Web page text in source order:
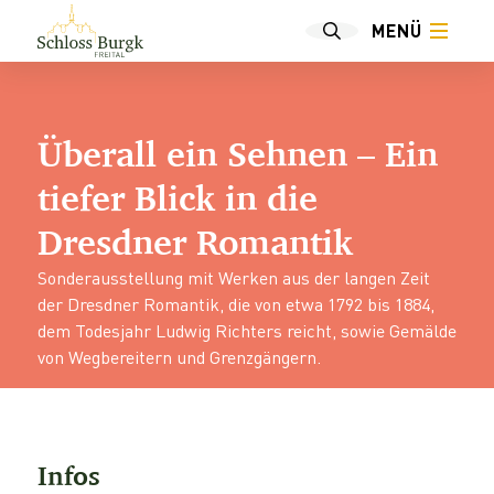
MENÜ
Überall ein Sehnen – Ein
tiefer Blick in die
Dresdner Romantik
Sonderausstellung mit Werken aus der langen Zeit
der Dresdner Romantik, die von etwa 1792 bis 1884,
dem Todesjahr Ludwig Richters reicht, sowie Gemälde
von Wegbereitern und Grenzgängern.
Infos